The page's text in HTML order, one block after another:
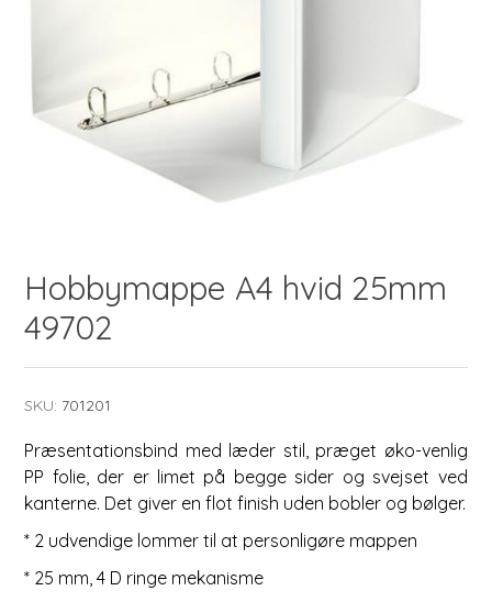
Hobbymappe A4 hvid 25mm
49702
SKU: 701201
Præsentationsbind med læder stil, præget øko-venlig
PP folie, der er limet på begge sider og svejset ved
kanterne. Det giver en flot finish uden bobler og bølger.
* 2 udvendige lommer til at personligøre mappen
* 25 mm, 4 D ringe mekanisme